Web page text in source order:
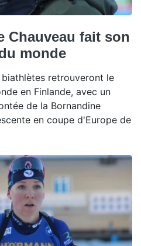
Chauveau fait son
monde
retrouveront le
en Finlande, avec un
de la Bornandine
en coupe d'Europe de